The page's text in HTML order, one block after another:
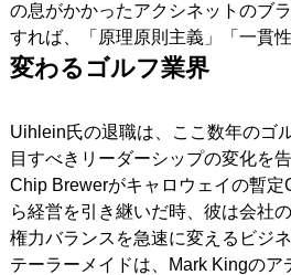
の息がかかったアクシネットのブ
すれば、「原理原則主義」「一貫
変わるゴルフ業界
Uihlein氏の退職は、ここ数年のゴ
目すべきリーダーシップの変化を
Chip Brewerがキャロウェイの暫定
ら経営を引き継いだ時、彼は会社
権力バランスを急速に変えるビジ
テーラーメイドは、Mark Kingのア